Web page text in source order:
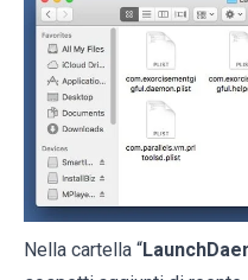
Nella cartella “